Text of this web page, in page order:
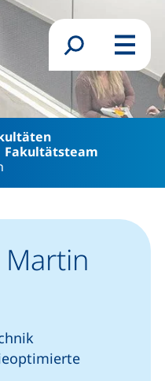
zum Inhalt
Suchformular
Menü
Fakultätsteam
Martin